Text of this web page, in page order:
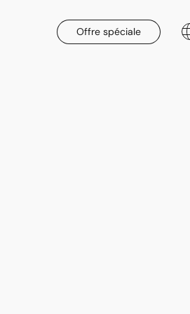
Offre spéciale